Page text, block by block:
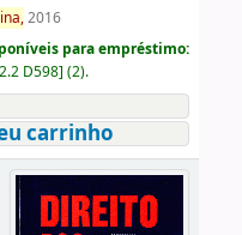
2016
para empréstimo:
D598] (2).
carrinho